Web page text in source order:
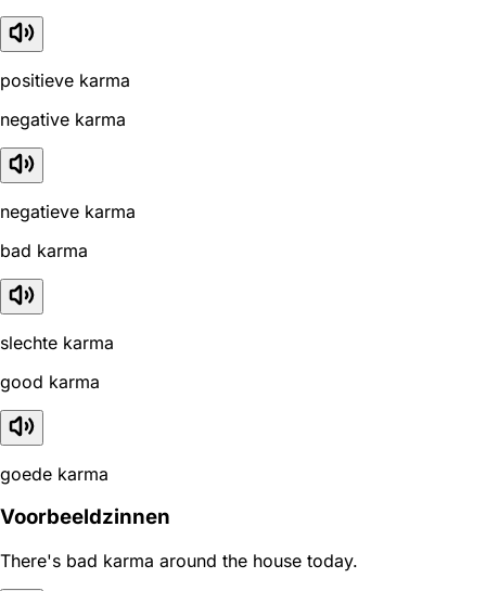
positieve karma
negative karma
negatieve karma
bad karma
slechte karma
good karma
goede karma
Voorbeeldzinnen
There's bad karma around the house today.